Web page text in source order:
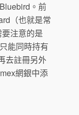
。前
（也就是常
注意的是
能同時持有
去註冊另外
網銀中添